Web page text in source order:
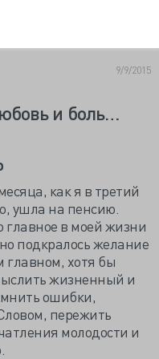
9/9/2015
и боль…
как я в третий
ушла на пенсию.
главное в моей жизни
подкралось желание
главном, хотя бы
жизненный и
ошибки,
пережить
молодости и